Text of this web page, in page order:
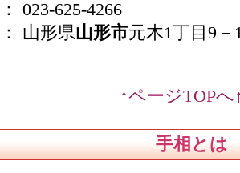
023-625-4266
山形県山形市元木1丁目9－
↑ページTOPへ
手相とは